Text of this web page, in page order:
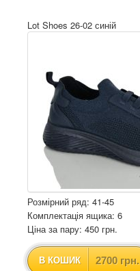
Lot Shoes 26-02 синій
Розмірний ряд: 41-45
Комплектація ящика: 6
Ціна за пару: 450 грн.
В КОШИК 2700 грн.